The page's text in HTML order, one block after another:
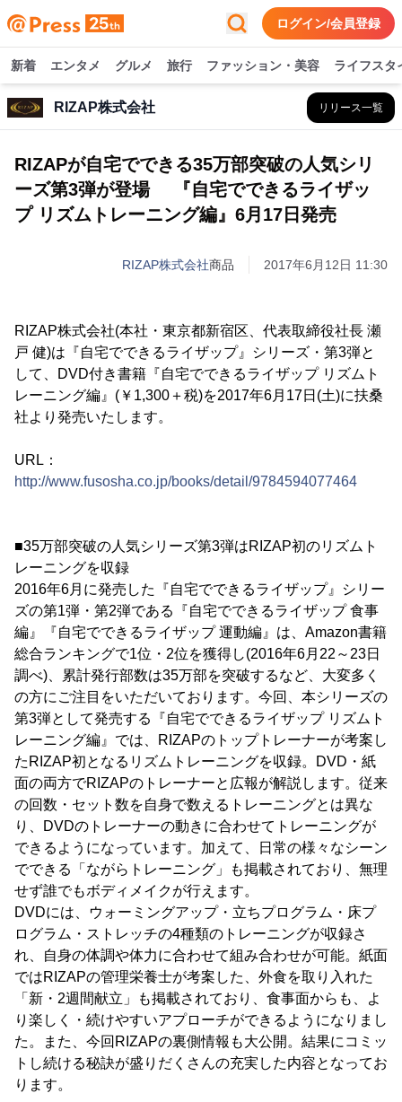
ログイン/会員登録
新着 エンタメ グルメ 旅行 ファッション・美容 ライフスタ
RIZAP株式会社 リリース一覧
RIZAPが自宅でできる35万部突破の人気シリ
ーズ第3弾が登場 『自宅でできるライザッ
プ リズムトレーニング編』6月17日発売
RIZAP株式会社商品 2017年6月12日 11:30
RIZAP株式会社(本社・東京都新宿区、代表取締役社長 瀬
戸 健)は『自宅でできるライザップ』シリーズ・第3弾と
して、DVD付き書籍『自宅でできるライザップ リズムト
レーニング編』(￥1,300＋税)を2017年6月17日(土)に扶桑
社より発売いたします。
URL：
http://www.fusosha.co.jp/books/detail/9784594077464
■35万部突破の人気シリーズ第3弾はRIZAP初のリズムト
レーニングを収録
2016年6月に発売した『自宅でできるライザップ』シリー
ズの第1弾・第2弾である『自宅でできるライザップ 食事
編』『自宅でできるライザップ 運動編』は、Amazon書籍
総合ランキングで1位・2位を獲得し(2016年6月22～23日
調べ)、累計発行部数は35万部を突破するなど、大変多く
の方にご注目をいただいております。今回、本シリーズの
第3弾として発売する『自宅でできるライザップ リズムト
レーニング編』では、RIZAPのトップトレーナーが考案し
たRIZAP初となるリズムトレーニングを収録。DVD・紙
面の両方でRIZAPのトレーナーと広報が解説します。従来
の回数・セット数を自身で数えるトレーニングとは異な
り、DVDのトレーナーの動きに合わせてトレーニングが
できるようになっています。加えて、日常の様々なシーン
でできる「ながらトレーニング」も掲載されており、無理
せず誰でもボディメイクが行えます。
DVDには、ウォーミングアップ・立ちプログラム・床プ
ログラム・ストレッチの4種類のトレーニングが収録さ
れ、自身の体調や体力に合わせて組み合わせが可能。紙面
ではRIZAPの管理栄養士が考案した、外食を取り入れた
「新・2週間献立」も掲載されており、食事面からも、よ
り楽しく・続けやすいアプローチができるようになりまし
た。また、今回RIZAPの裏側情報も大公開。結果にコミッ
トし続ける秘訣が盛りだくさんの充実した内容となってお
ります。